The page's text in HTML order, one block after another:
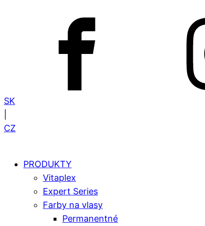
SK
CZ
PRODUKTY
Vitaplex
Expert Series
Farby na vlasy
Permanentné